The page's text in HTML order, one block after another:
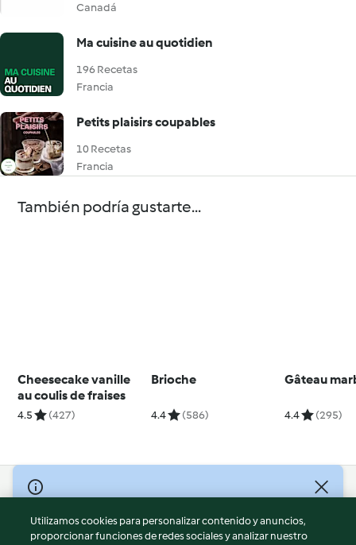
Canadá
Ma cuisine au quotidien
196 Recetas
Francia
Petits plaisirs coupables
10 Recetas
Francia
También podría gustarte...
Cheesecake vanille
au coulis de fraises
4.5 (427)
Brioche
4.4 (586)
Gâteau
4.4 (295)
© Copyright 2026
Términos de uso
Utilizamos cookies para personalizar contenido y anuncios,
proporcionar funciones de redes sociales y analizar nuestro